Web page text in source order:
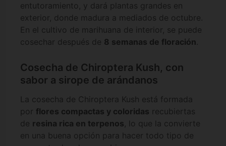
entutoramiento, y dará plantas grandes en
exterior, donde madura a mediados de octubre.
En el cultivo de marihuana de interior, se puede
cosechar después de 8 semanas de floración.
Cosecha de Chiroptera Kush, con
sabor a sirope de arándanos
La cosecha de Chiroptera Kush está formada
por flores compactas y coloridas recubiertas
de resina rica en terpenos, lo que la convierte
en una buena opción para hacer todo tipo de